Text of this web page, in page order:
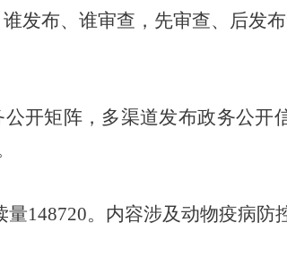
谁发布、谁审查 ， 先审查、后发布
开矩阵，多渠道发布政务公开
量148720。内容涉及动物疫病防